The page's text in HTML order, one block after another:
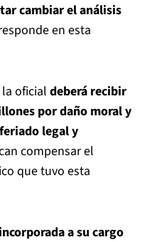
cambiar el análisis
en esta
oficial deberá recibir
por daño moral y
legal y
compensar el
que tuvo esta
a su cargo